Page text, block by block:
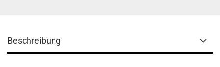
Beschreibung